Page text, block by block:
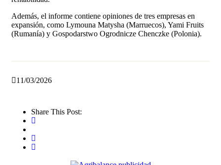
Además, el informe contiene opiniones de tres empresas en
expansión, como Lymouna Matysha (Marruecos), Yami Fruits
(Rumanía) y Gospodarstwo Ogrodnicze Chenczke (Polonia).
11/03/2026
Share This Post: